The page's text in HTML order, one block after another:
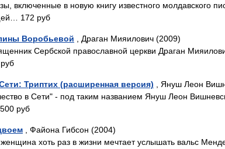
включенные в новую книгу известного молдавского
172 руб
Воробьевой , Драган Мияилович (2009)
Сербской православной церкви Драган
Триптих (расширенная версия) , Януш Леон
в Сети" - под таким названием Януш Леон
руб
, Файона Гибсон (2004)
хоть раз в жизни мечтает услышать вальс